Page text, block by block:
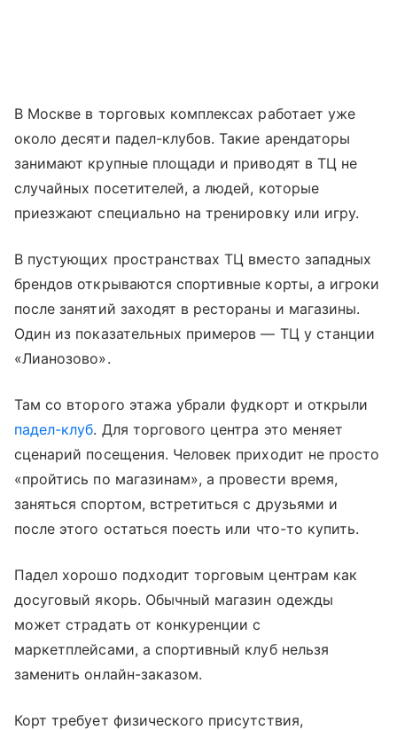
В Москве в торговых комплексах работает уже
около десяти падел-клубов. Такие арендаторы
занимают крупные площади и приводят в ТЦ не
случайных посетителей, а людей, которые
приезжают специально на тренировку или игру.
В пустующих пространствах ТЦ вместо западных
брендов открываются спортивные корты, а игроки
после занятий заходят в рестораны и магазины.
Один из показательных примеров — ТЦ у станции
«Лианозово».
Там со второго этажа убрали фудкорт и открыли
падел-клуб. Для торгового центра это меняет
сценарий посещения. Человек приходит не просто
«пройтись по магазинам», а провести время,
заняться спортом, встретиться с друзьями и
после этого остаться поесть или что-то купить.
Падел хорошо подходит торговым центрам как
досуговый якорь. Обычный магазин одежды
может страдать от конкуренции с
маркетплейсами, а спортивный клуб нельзя
заменить онлайн-заказом.
Корт требует физического присутствия,